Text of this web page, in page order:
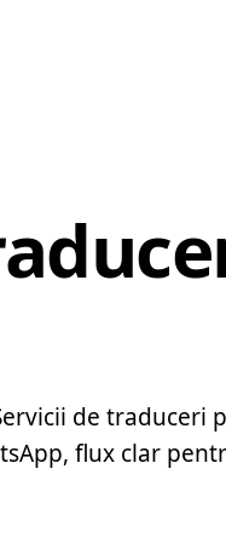
de traduceri
flux clar